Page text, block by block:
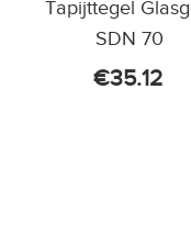
Tapijttegel
SDN 70
€35.12